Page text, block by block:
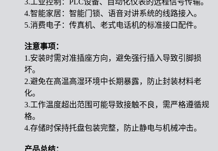
3.工业控制：PLC设备、自动化仪表的远程信号传输。
4.智能家居：智能门锁、语音对讲系统的线路接入。
5.消费电子：传真机、老式电话机的标准接口配件。
注意事项：
1.安装时需对准插座方向，避免强行插入导致引脚损
坏。
2.避免在高温高湿环境中长期暴露，防止封装材料老
化。
3.工作温度超出范围可能导致接触不良，需严格遵循规
格。
4.存储时保持托盘包装完整，防止静电与机械冲击。
产品总结：